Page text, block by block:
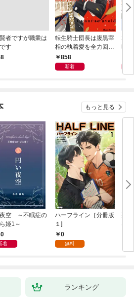
者ですが職業は
す
転生騎士団長は腹黒宰
相の執着愛を全力回避
したい【SS付き電子
限定版】
858
新着
本
味
もっと見る
空 ～不眠症の
姫1～
着
ハーフライン［分冊版
１]
0
無料
死
は
ランキング